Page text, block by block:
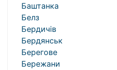
Баштанка
Белз
Бердичів
Бердянськ
Берегове
Бережани